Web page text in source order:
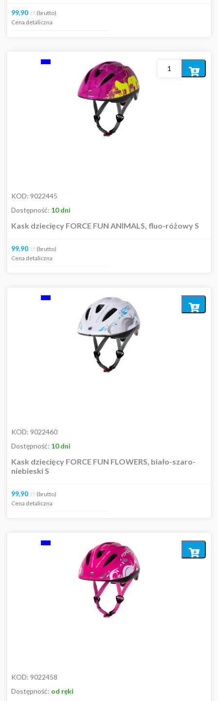
99,90 zł (brutto)
Cena detaliczna
KOD: 9022445
Dostępność: 10 dni
Kask dziecięcy FORCE FUN ANIMALS, fluo-różowy S
99,90 zł (brutto)
Cena detaliczna
Dodaj
KOD: 9022460
Dostępność: 10 dni
Kask dziecięcy FORCE FUN FLOWERS, biało-szaro-
niebieski S
99,90 zł (brutto)
Cena detaliczna
Dodaj
KOD: 9022458
Dostępność: od ręki
Dodaj